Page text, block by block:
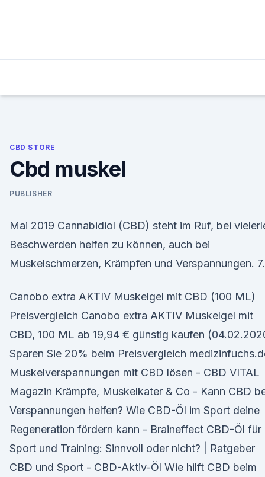
CBD STORE
Cbd muskel
PUBLISHER
Mai 2019 Cannabidiol (CBD) steht im Ruf, bei
Beschwerden helfen zu können, auch bei
Muskelschmerzen, Krämpfen und Verspannungen. 7.
Canobo extra AKTIV Muskelgel mit CBD (100 ML)
Preisvergleich Canobo extra AKTIV Muskelgel mit
CBD, 100 ML ab 19,94 € günstig kaufen
Sparen Sie 20% beim Preisvergleich
Muskelverspannungen mit CBD lösen - CBD VITAL
Magazin Krämpfe, Muskelkater & Co - Kann CBD
Verspannungen helfen? Wie CBD-Öl im Sport deine
Regeneration fördern kann - Braineffect CBD-Öl für
Sport und Training: Sinnvoll oder nicht? | Ratgeber
CBD und Sport - CBD-Aktiv-Öl Wie hilft CBD beim